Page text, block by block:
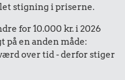
stigning i priserne.
for 10.000 kr. i 2026
på en anden måde:
over tid - derfor stiger